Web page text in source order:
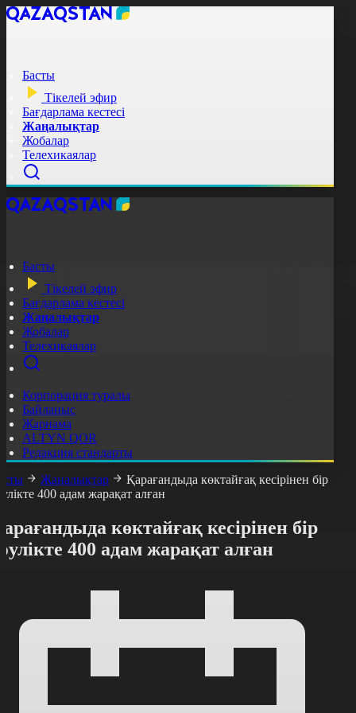
Басты
Тікелей эфир
Бағдарлама кестесі
Жаңалықтар
Жобалар
Телехикаялар
Басты
Тікелей эфир
Бағдарлама кестесі
Жаңалықтар
Жобалар
Телехикаялар
Корпорация туралы
Байланыс
Жарнама
ALTYN QOR
Редакция стандарты
Жаңалықтар
Қарағандыда көктайғақ кесірінен бір
400 адам жарақат алған
көктайғақ кесірінен бір
400 адам жарақат алған